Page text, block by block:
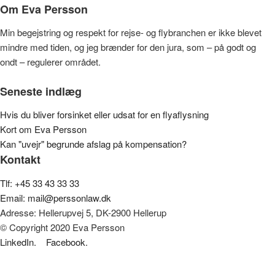
Om Eva Persson
Min begejstring og respekt for rejse- og flybranchen er ikke blevet
mindre med tiden, og jeg brænder for den jura, som – på godt og
ondt – regulerer området.
Seneste indlæg
Hvis du bliver forsinket eller udsat for en flyaflysning
Kort om Eva Persson
Kan "uvejr" begrunde afslag på kompensation?
Kontakt
Tlf: +45 33 43 33 33
Email: mail@perssonlaw.dk
Adresse: Hellerupvej 5, DK-2900 Hellerup
© Copyright 2020 Eva Persson
LinkedIn.
Facebook.